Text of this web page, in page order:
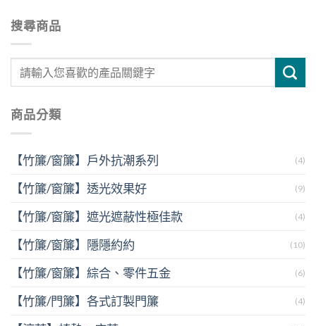
搜尋商品
鍵
字:
商品分類
【竹簾/窗簾】戶外抗潮系列 (4)
【竹簾/窗簾】透光效果好 (9)
【竹簾/窗簾】遮光遮蔽性極佳款 (4)
【竹簾/窗簾】隱隱約約 (10)
【竹簾/窗簾】綜合、零件五金 (6)
【竹簾/門簾】各式訂製門簾 (4)